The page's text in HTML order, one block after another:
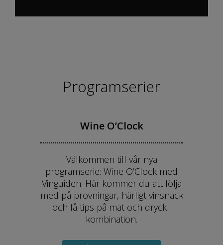
Programserier
Wine O’Clock
Välkommen till vår nya
programserie: Wine O’Clock med
Vinguiden. Här kommer du att följa
med på provningar, härligt vinsnack
och få tips på mat och dryck i
kombination.